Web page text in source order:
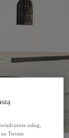
usług,
Twoim